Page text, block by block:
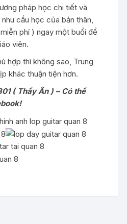
pháp học chi tiết và
cầu học của bản thân,
phí ) ngay một buổi để
viên.
hợp thì không sao, Trung
khác thuận tiện hơn.
( Thầy Ân ) – Có thể